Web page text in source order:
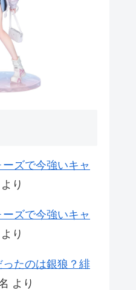
ーズで今強いキャ
より
ーズで今強いキャ
より
ったのは銀狼？緋
より